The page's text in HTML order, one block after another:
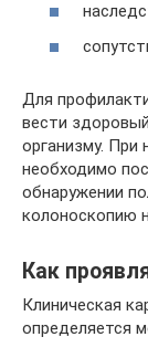
Для
вести
организму. При
необходимо
обнаружении
колоноскопию
Как
Клиническая
определяется